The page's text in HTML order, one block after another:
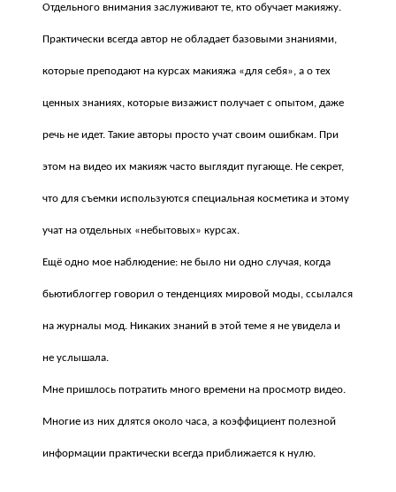
Отдельного внимания заслуживают те, кто обучает макияжу.
Практически всегда автор не обладает базовыми знаниями,
которые преподают на курсах макияжа «для себя», а о тех
ценных знаниях, которые визажист получает с опытом, даже
речь не идет. Такие авторы просто учат своим ошибкам. При
этом на видео их макияж часто выглядит пугающе. Не секрет,
что для съемки используются специальная косметика и этому
учат на отдельных «небытовых» курсах.
Ещё одно мое наблюдение: не было ни одно случая, когда
бьютиблоггер говорил о тенденциях мировой моды, ссылался
на журналы мод. Никаких знаний в этой теме я не увидела и
не услышала.
Мне пришлось потратить много времени на просмотр видео.
Многие из них длятся около часа, а коэффициент полезной
информации практически всегда приближается к нулю.